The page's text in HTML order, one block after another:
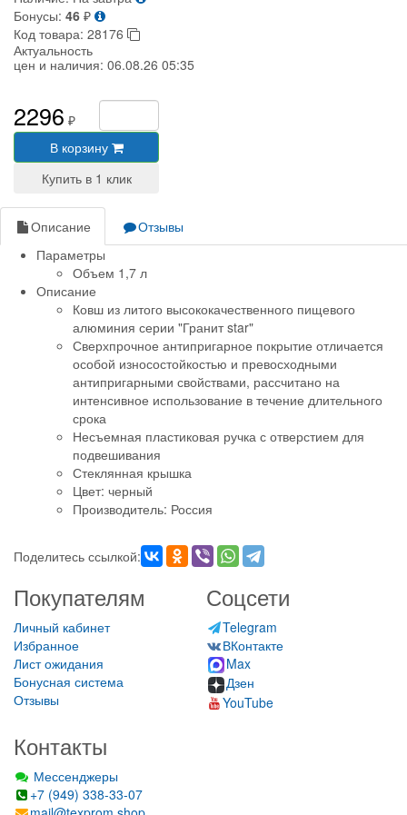
Бонусы: 46 ₽
Код товара: 28176
Актуальность
цен и наличия: 06.08.26 05:35
2296 ₽
В корзину
Описание
Отзывы
Параметры
Объем 1,7 л
Описание
Ковш из литого высококачественного пищевого
алюминия серии "Гранит star"
Сверхпрочное антипригарное покрытие отличается
особой износостойкостью и превосходными
антипригарными свойствами, рассчитано на
интенсивное использование в течение длительного
срока
Несъемная пластиковая ручка с отверстием для
подвешивания
Стеклянная крышка
Цвет: черный
Производитель: Россия
Поделитесь ссылкой:
Покупателям
Личный кабинет
Избранное
Лист ожидания
Бонусная система
Отзывы
Соцсети
Telegram
ВКонтакте
Max
Дзен
YouTube
Контакты
Мессенджеры
+7 (949) 338-33-07